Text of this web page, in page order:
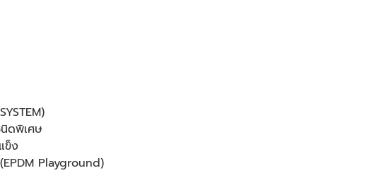
ดพิเศษ
ข็ง
Playground)